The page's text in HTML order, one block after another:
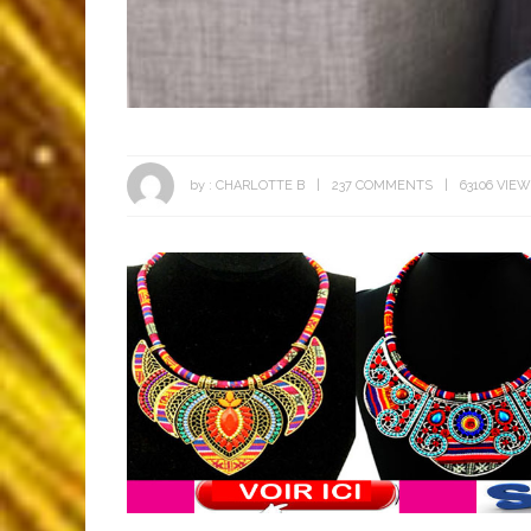
by : CHARLOTTE B 237 COMMENTS 63106